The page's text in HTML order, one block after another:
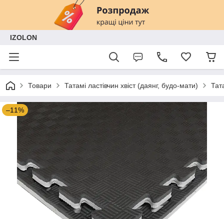
IZOLON
Товари Татамі ластівчин хвіст (даянг, будо-мати)
–11%